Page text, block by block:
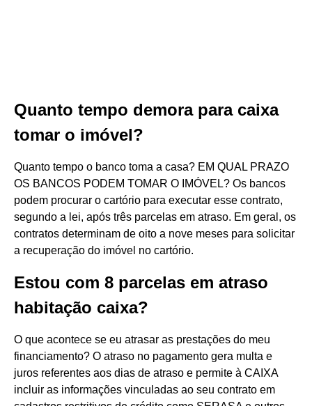
Quanto tempo demora para caixa
tomar o imóvel?
Quanto tempo o banco toma a casa? EM QUAL PRAZO
OS BANCOS PODEM TOMAR O IMÓVEL? Os bancos
podem procurar o cartório para executar esse contrato,
segundo a lei, após três parcelas em atraso. Em geral, os
contratos determinam de oito a nove meses para solicitar
a recuperação do imóvel no cartório.
Estou com 8 parcelas em atraso
habitação caixa?
​O que acontece se eu atrasar as prestações do meu
financiamento? O atraso no pagamento gera multa e
juros referentes aos dias de atraso e permite à CAIXA
incluir as informações vinculadas ao seu contrato em